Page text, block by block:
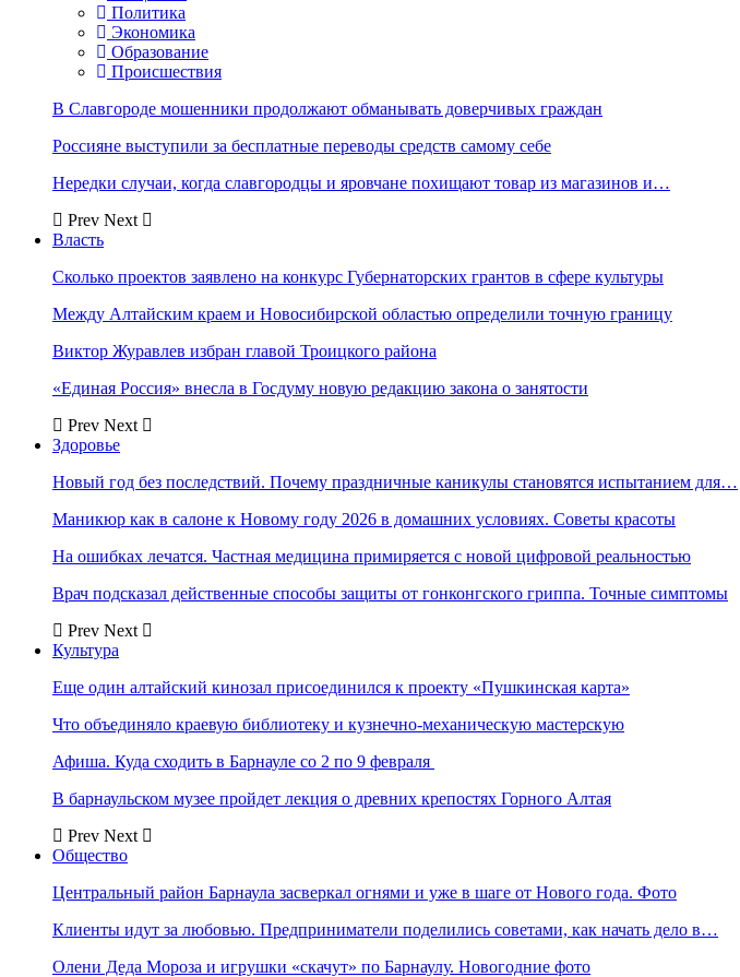
Политика
Экономика
Образование
Происшествия
В Славгороде мошенники продолжают обманывать доверчивых граждан
Россияне выступили за бесплатные переводы средств самому себе
Нередки случаи, когда славгородцы и яровчане похищают товар из магазинов и…
Prev Next
Власть
Сколько проектов заявлено на конкурс Губернаторских грантов в сфере культуры
Между Алтайским краем и Новосибирской областью определили точную границу
Виктор Журавлев избран главой Троицкого района
«Единая Россия» внесла в Госдуму новую редакцию закона о занятости
Prev Next
Здоровье
Новый год без последствий. Почему праздничные каникулы становятся испытанием для…
Маникюр как в салоне к Новому году 2026 в домашних условиях. Советы красоты
На ошибках лечатся. Частная медицина примиряется с новой цифровой реальностью
Врач подсказал действенные способы защиты от гонконгского гриппа. Точные симптомы
Prev Next
Культура
Еще один алтайский кинозал присоединился к проекту «Пушкинская карта»
Что объединяло краевую библиотеку и кузнечно-механическую мастерскую
Афиша. Куда сходить в Барнауле со 2 по 9 февраля
В барнаульском музее пройдет лекция о древних крепостях Горного Алтая
Prev Next
Общество
Центральный район Барнаула засверкал огнями и уже в шаге от Нового года. Фото
Клиенты идут за любовью. Предприниматели поделились советами, как начать дело в…
Олени Деда Мороза и игрушки «скачут» по Барнаулу. Новогодние фото